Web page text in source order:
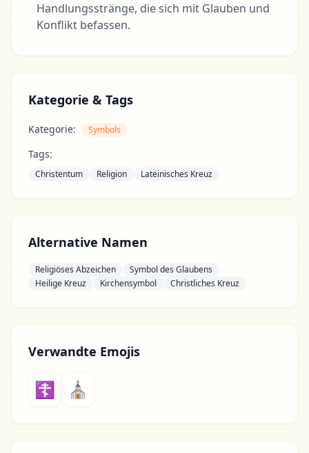
Handlungsstränge, die sich mit Glauben und
Konflikt befassen.
Kategorie & Tags
Kategorie: Symbols
Tags:
Christentum Religion Lateinisches Kreuz
Alternative Namen
Religiöses Abzeichen
Symbol des Glaubens
Heilige Kreuz
Kirchensymbol Christliches Kreuz
Verwandte Emojis
☦ ⛪